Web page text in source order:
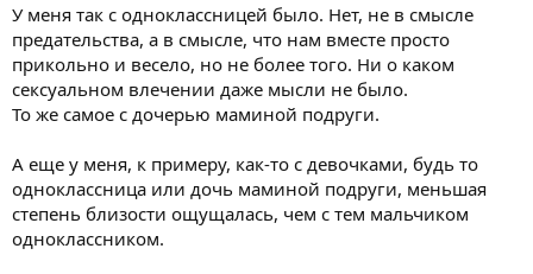
У меня так с одноклассницей было. Нет, не в смысле
предательства, а в смысле, что нам вместе просто
прикольно и весело, но не более того. Ни о каком
сексуальном влечении даже мысли не было.
То же самое с дочерью маминой подруги.
А еще у меня, к примеру, как-то с девочками, будь то
одноклассница или дочь маминой подруги, меньшая
степень близости ощущалась, чем с тем мальчиком
одноклассником.